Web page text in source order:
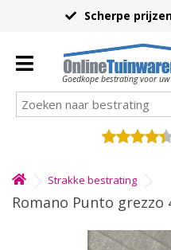
Scherpe
Goedkope bestrating voor
Strakke bestrating
Romano Punto grezzo